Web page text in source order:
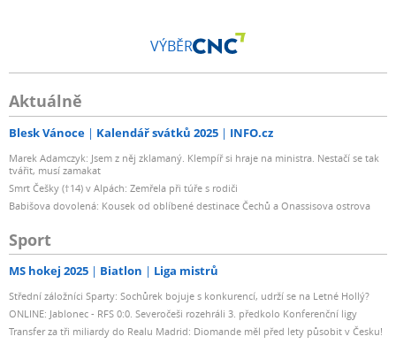
VÝBĚR
Aktuálně
Blesk Vánoce Kalendář svátků 2025 INFO.cz
Marek Adamczyk: Jsem z něj zklamaný. Klempíř si hraje na ministra. Nestačí se tak
tvářit, musí zamakat
Smrt Češky (†14) v Alpách: Zemřela při túře s rodiči
Babišova dovolená: Kousek od oblíbené destinace Čechů a Onassisova ostrova
Sport
MS hokej 2025 Biatlon Liga mistrů
Střední záložníci Sparty: Sochůrek bojuje s konkurencí, udrží se na Letné Hollý?
ONLINE: Jablonec - RFS 0:0. Severočeši rozehráli 3. předkolo Konferenční ligy
Transfer za tři miliardy do Realu Madrid: Diomande měl před lety působit v Česku!